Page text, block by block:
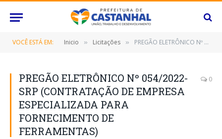
VOCÊ ESTÁ EM: Inicio » Licitações » PREGÃO ELETRÔNICO Nº 054/2022-SRP (CONTRATAÇÃO DE EMPRESA ESPECIALIZADA PARA FORNECIMENTO DE FERRAMENTAS)
PREGÃO ELETRÔNICO Nº 054/2022-
SRP (CONTRATAÇÃO DE EMPRESA
ESPECIALIZADA PARA
FORNECIMENTO DE
FERRAMENTAS)
0